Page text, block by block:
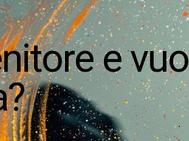
nitore evuo
?